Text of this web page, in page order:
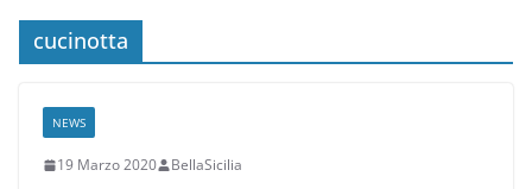
cucinotta
NEWS
19 Marzo 2020 BellaSicilia